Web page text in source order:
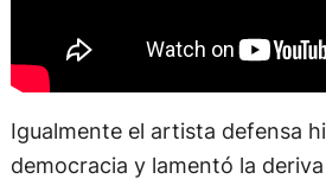
Igualmente el artista defensa
democracia y lamentó la